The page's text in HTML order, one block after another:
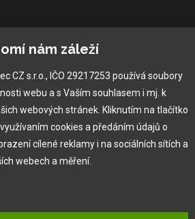
nám záleží
CZ s.r.o., IČO 29217253 používá soubory
webu a s Vaším souhlasem i mj. k
webových stránek. Kliknutím na tlačítko
cookies a předáním údajů o
cílené reklamy i na sociálních sítích a
webech a měření.
několik druhů kategorií cookies: